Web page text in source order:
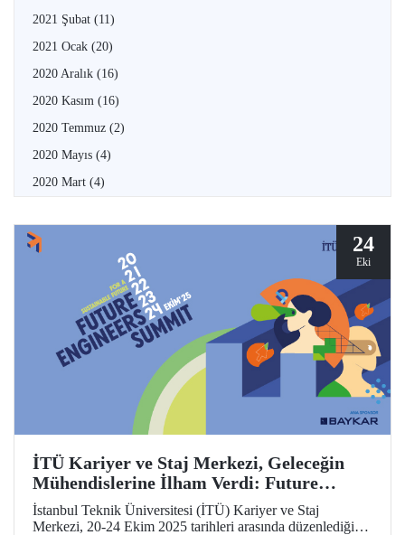
2021 Şubat (11)
2021 Ocak (20)
2020 Aralık (16)
2020 Kasım (16)
2020 Temmuz (2)
2020 Mayıs (4)
2020 Mart (4)
24
Eki
İTÜ Kariyer ve Staj Merkezi, Geleceğin
Mühendislerine İlham Verdi: Future
Engineers Summit 2025
İstanbul Teknik Üniversitesi (İTÜ) Kariyer ve Staj
Merkezi, 20-24 Ekim 2025 tarihleri arasında düzenlediği